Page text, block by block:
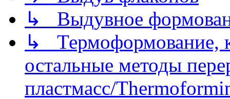
↳ Выдувное
↳ Термоформование,
остальные методы
пластмасс/